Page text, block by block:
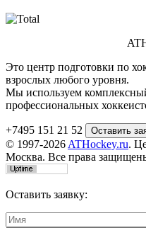
Это центр подготовки по
взрослых любого уровня.
Мы используем
профессиональных
+7495 151 21 52
© 1997-2026 ATHockey.ru.
Москва. Все права
Оставить заявку: